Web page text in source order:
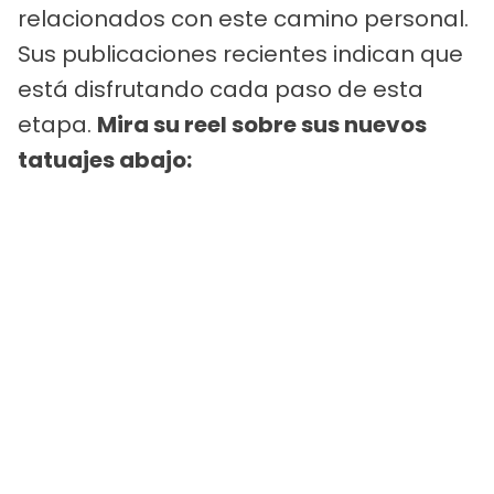
relacionados con este camino personal.
Sus publicaciones recientes indican que
está disfrutando cada paso de esta
etapa. Mira su reel sobre sus nuevos
tatuajes abajo: